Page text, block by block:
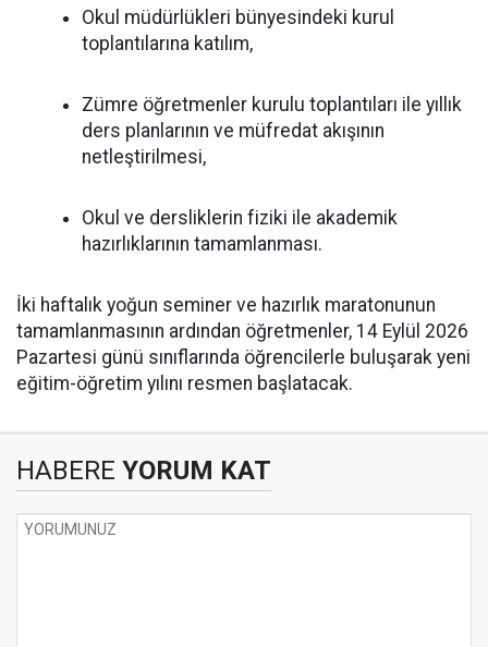
Okul müdürlükleri bünyesindeki kurul
toplantılarına katılım,
Zümre öğretmenler kurulu toplantıları ile yıllık
ders planlarının ve müfredat akışının
netleştirilmesi,
Okul ve dersliklerin fiziki ile akademik
hazırlıklarının tamamlanması.
İki haftalık yoğun seminer ve hazırlık maratonunun
tamamlanmasının ardından öğretmenler, 14 Eylül 2026
Pazartesi günü sınıflarında öğrencilerle buluşarak yeni
eğitim-öğretim yılını resmen başlatacak.
HABERE YORUM KAT